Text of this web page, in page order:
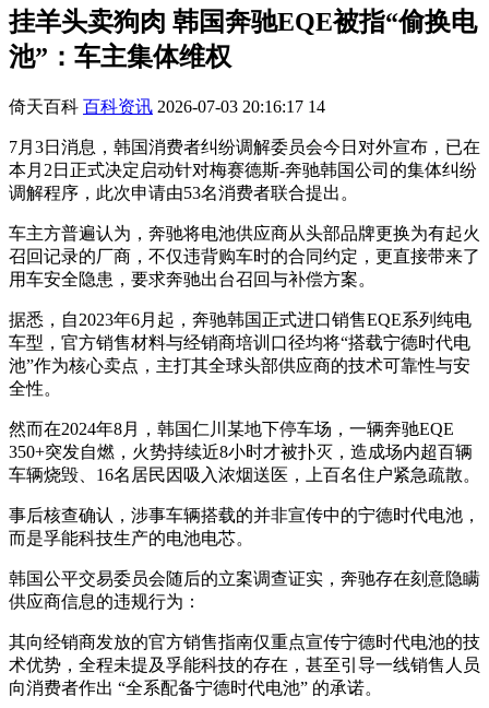
挂羊头卖狗肉 韩国奔驰EQE被指“偷换电
池”：车主集体维权
倚天百科 百科资讯 2026-07-03 20:16:17 14
7月3日消息，韩国消费者纠纷调解委员会今日对外宣布，已在
本月2日正式决定启动针对梅赛德斯-奔驰韩国公司的集体纠纷
调解程序，此次申请由53名消费者联合提出。
车主方普遍认为，奔驰将电池供应商从头部品牌更换为有起火
召回记录的厂商，不仅违背购车时的合同约定，更直接带来了
用车安全隐患，要求奔驰出台召回与补偿方案。
据悉，自2023年6月起，奔驰韩国正式进口销售EQE系列纯电
车型，官方销售材料与经销商培训口径均将“搭载宁德时代电
池”作为核心卖点，主打其全球头部供应商的技术可靠性与安
全性。
然而在2024年8月，韩国仁川某地下停车场，一辆奔驰EQE
350+突发自燃，火势持续近8小时才被扑灭，造成场内超百辆
车辆烧毁、16名居民因吸入浓烟送医，上百名住户紧急疏散。
事后核查确认，涉事车辆搭载的并非宣传中的宁德时代电池，
而是孚能科技生产的电池电芯。
韩国公平交易委员会随后的立案调查证实，奔驰存在刻意隐瞒
供应商信息的违规行为：
其向经销商发放的官方销售指南仅重点宣传宁德时代电池的技
术优势，全程未提及孚能科技的存在，甚至引导一线销售人员
向消费者作出 “全系配备宁德时代电池” 的承诺。